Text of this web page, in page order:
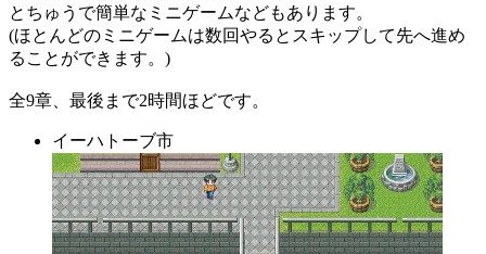
とちゅうで簡単なミニゲームなどもあります。
(ほとんどのミニゲームは数回やるとスキップして先へ進め
ることができます。)
全9章、最後まで2時間ほどです。
イーハトーブ市